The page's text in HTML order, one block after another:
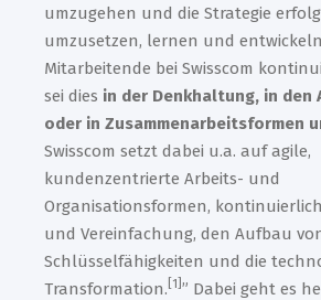
umzugehen und die Strategie
umzusetzen, lernen und
Mitarbeitende bei Swisscom
sei dies in der Denkhaltung, in den
oder in Zusammenarbeitsformen
Swisscom setzt dabei u.a. auf agile,
kundenzentrierte Arbeits- und
Organisationsformen,
und Vereinfachung, den Aufbau
Schlüsselfähigkeiten und die
Transformation. [1] ” Dabei geht es